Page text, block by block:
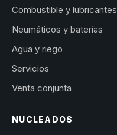
Combustible y lubricantes
Neumáticos y baterías
Agua y riego
Servicios
Venta conjunta
NUCLEADOS